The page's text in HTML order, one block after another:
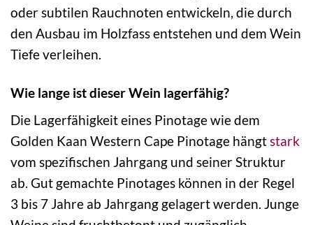
oder subtilen Rauchnoten entwickeln, die durch
den Ausbau im Holzfass entstehen und dem Wein
Tiefe verleihen.
Wie lange ist dieser Wein lagerfähig?
Die Lagerfähigkeit eines Pinotage wie dem
Golden Kaan Western Cape Pinotage hängtstark
vom spezifischen Jahrgang und seiner Struktur
ab. Gut gemachte Pinotages können in der Regel
3 bis 7 Jahre ab Jahrgang gelagert werden. Junge